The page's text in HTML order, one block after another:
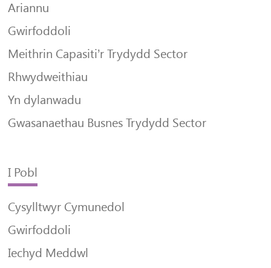
Ariannu
Gwirfoddoli
Meithrin Capasiti’r Trydydd Sector
Rhwydweithiau
Yn dylanwadu
Gwasanaethau Busnes Trydydd Sector
I Pobl
Cysylltwyr Cymunedol
Gwirfoddoli
Iechyd Meddwl